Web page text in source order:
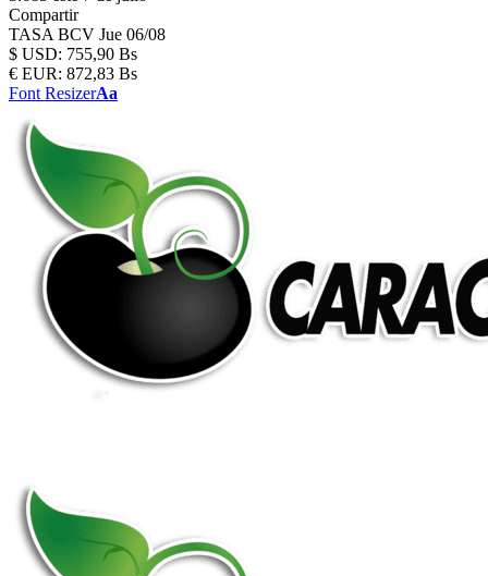
Compartir
TASA BCV Jue 06/08
$ USD: 755,90 Bs
€ EUR: 872,83 Bs
Font ResizerAa